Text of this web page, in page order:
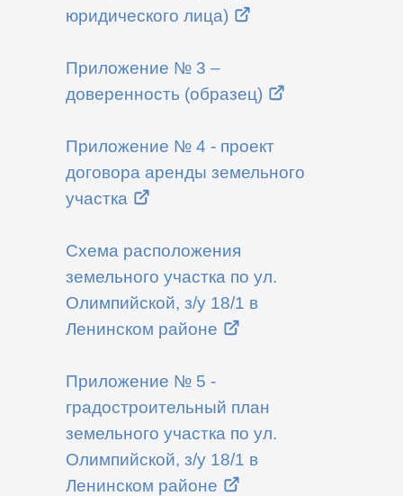
юридического лица)
Приложение № 3 –
доверенность (образец)
Приложение № 4 - проект
договора аренды земельного
участка
Схема расположения
земельного участка по ул.
Олимпийской, з/у 18/1 в
Ленинском районе
Приложение № 5 -
градостроительный план
земельного участка по ул.
Олимпийской, з/у 18/1 в
Ленинском районе